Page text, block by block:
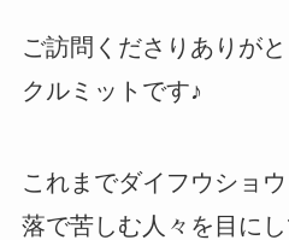
ご訪問くださりありが
クルミットです♪
これまでダイフウショ
落で苦しむ人々を目に